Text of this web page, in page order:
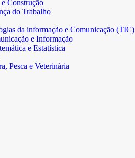
Construção
do Trabalho
da informação e Comunicação (TIC)
e Informação
e Estatística
Pesca e Veterinária